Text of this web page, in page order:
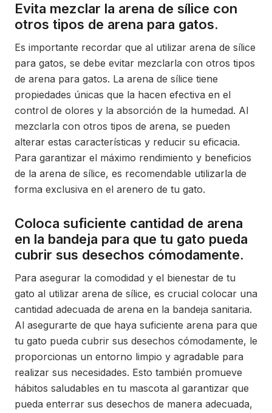
Evita mezclar la arena de sílice con
otros tipos de arena para gatos.
Es importante recordar que al utilizar arena de sílice
para gatos, se debe evitar mezclarla con otros tipos
de arena para gatos. La arena de sílice tiene
propiedades únicas que la hacen efectiva en el
control de olores y la absorción de la humedad. Al
mezclarla con otros tipos de arena, se pueden
alterar estas características y reducir su eficacia.
Para garantizar el máximo rendimiento y beneficios
de la arena de sílice, es recomendable utilizarla de
forma exclusiva en el arenero de tu gato.
Coloca suficiente cantidad de arena
en la bandeja para que tu gato pueda
cubrir sus desechos cómodamente.
Para asegurar la comodidad y el bienestar de tu
gato al utilizar arena de sílice, es crucial colocar una
cantidad adecuada de arena en la bandeja sanitaria.
Al asegurarte de que haya suficiente arena para que
tu gato pueda cubrir sus desechos cómodamente, le
proporcionas un entorno limpio y agradable para
realizar sus necesidades. Esto también promueve
hábitos saludables en tu mascota al garantizar que
pueda enterrar sus desechos de manera adecuada,